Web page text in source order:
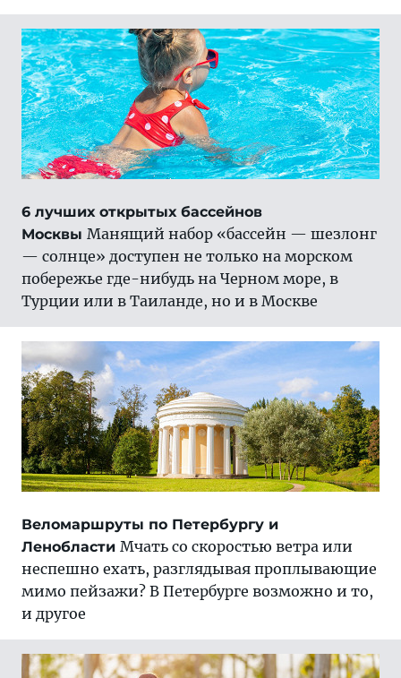
6 лучших открытых бассейнов
Москвы Манящий набор «бассейн — шезлонг
— солнце» доступен не только на морском
побережье где-нибудь на Черном море, в
Турции или в Таиланде, но и в Москве
Веломаршруты по Петербургу и
Ленобласти Мчать со скоростью ветра или
неспешно ехать, разглядывая проплывающие
мимо пейзажи? В Петербурге возможно и то,
и другое